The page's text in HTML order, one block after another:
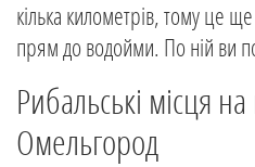
кілька километрів, тому це
прям до водойми. По ній ви
Рибальські місця
Омельгород